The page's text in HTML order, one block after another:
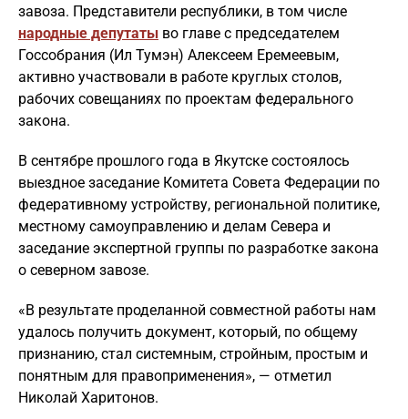
завоза. Представители республики, в том числе
народные депутаты во главе с председателем
Госсобрания (Ил Тумэн) Алексеем Еремеевым,
активно участвовали в работе круглых столов,
рабочих совещаниях по проектам федерального
закона.
В сентябре прошлого года в Якутске состоялось
выездное заседание Комитета Совета Федерации по
федеративному устройству, региональной политике,
местному самоуправлению и делам Севера и
заседание экспертной группы по разработке закона
о северном завозе.
«В результате проделанной совместной работы нам
удалось получить документ, который, по общему
признанию, стал системным, стройным, простым и
понятным для правоприменения», — отметил
Николай Харитонов.